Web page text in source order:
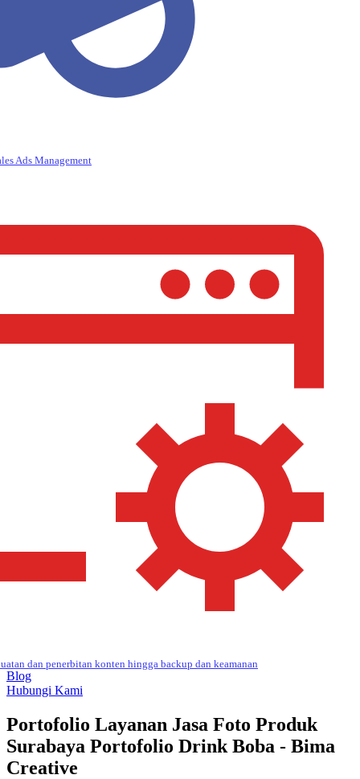
Ads Management
dan penerbitan konten hingga backup dan keamanan
Blog
Hubungi Kami
Portofolio Layanan Jasa Foto Produk
Surabaya Portofolio Drink Boba - Bima
Creative